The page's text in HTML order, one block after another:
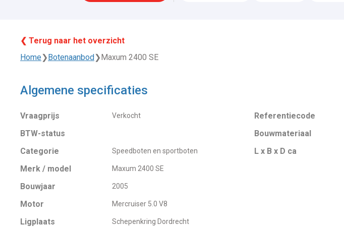
❮ Terug naar het overzicht
Home❯Botenaanbod❯Maxum 2400 SE
Algemene specificaties
Vraagprijs Verkocht
BTW-status
Categorie
Speedboten en sportboten
Merk / model Maxum 2400 SE
Bouwjaar 2005
Motor Mercruiser 5.0 V8
Ligplaats Schepenkring Dordrecht
Referentiecode
Bouwmateriaal
L x B x D ca